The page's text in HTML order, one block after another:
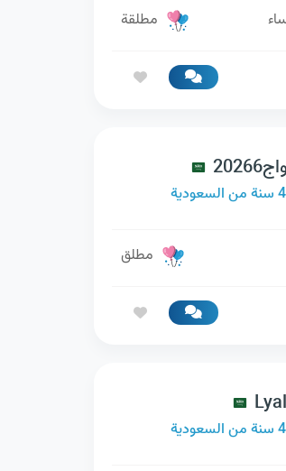
مطلقة
مطلق